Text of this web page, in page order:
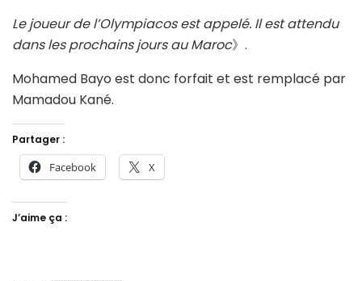
Le joueur de l’Olympiacos est appelé. Il est attendu
dans les prochains jours au Maroc》.
Mohamed Bayo est donc forfait et est remplacé par
Mamadou Kané.
Partager :
Facebook X
J’aime ça :